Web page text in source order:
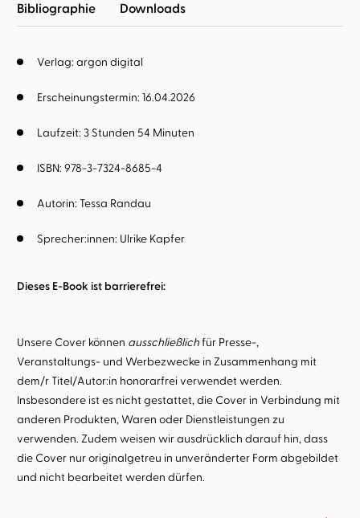
Bibliographie Downloads
Verlag: argon digital
Erscheinungstermin: 16.04.2026
Laufzeit: 3 Stunden 54 Minuten
ISBN: 978-3-7324-8685-4
Autorin: Tessa Randau
Sprecher:innen: Ulrike Kapfer
Dieses E-Book ist barrierefrei:
Unsere Cover können ausschließlichfür Presse-,
Veranstaltungs- und Werbezwecke in Zusammenhang mit
dem/r Titel/Autor:in honorarfrei verwendet werden.
Insbesondere ist es nicht gestattet, die Cover in Verbindung mit
anderen Produkten, Waren oder Dienstleistungen zu
verwenden. Zudem weisen wir ausdrücklich darauf hin, dass
die Cover nur originalgetreu in unveränderter Form abgebildet
und nicht bearbeitet werden dürfen.